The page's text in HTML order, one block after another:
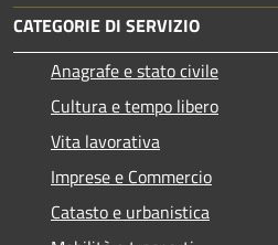
CATEGORIE DI SERVIZIO
Anagrafe e stato civile
Cultura e tempo libero
Vita lavorativa
Imprese e Commercio
Catasto e urbanistica